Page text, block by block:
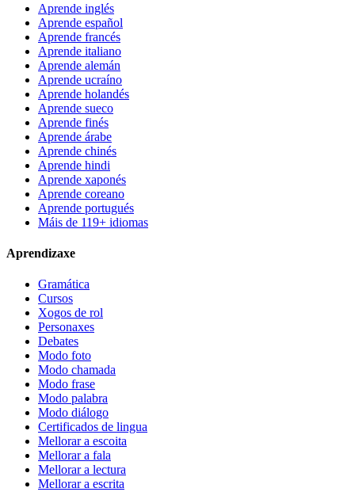
Aprende inglés
Aprende español
Aprende francés
Aprende italiano
Aprende alemán
Aprende ucraíno
Aprende holandés
Aprende sueco
Aprende finés
Aprende árabe
Aprende chinés
Aprende hindi
Aprende xaponés
Aprende coreano
Aprende portugués
Máis de 119+ idiomas
Aprendizaxe
Gramática
Cursos
Xogos de rol
Personaxes
Debates
Modo foto
Modo chamada
Modo frase
Modo palabra
Modo diálogo
Certificados de lingua
Mellorar a escoita
Mellorar a fala
Mellorar a lectura
Mellorar a escrita